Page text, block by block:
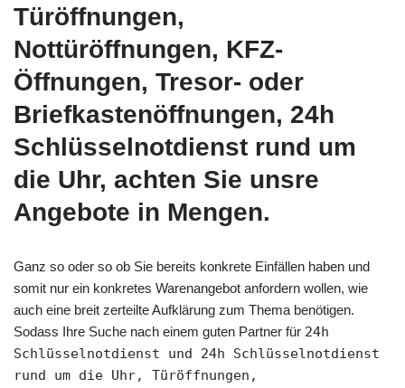
Türöffnungen,
Nottüröffnungen, KFZ-
Öffnungen, Tresor- oder
Briefkastenöffnungen, 24h
Schlüsselnotdienst rund um
die Uhr, achten Sie unsre
Angebote in Mengen.
Ganz so oder so ob Sie bereits konkrete Einfällen haben und
somit nur ein konkretes Warenangebot anfordern wollen, wie
auch eine breit zerteilte Aufklärung zum Thema benötigen.
Sodass Ihre Suche nach einem guten Partner für 24h
Schlüsselnotdienst und 24h Schlüsselnotdienst
rund um die Uhr, Türöffnungen,